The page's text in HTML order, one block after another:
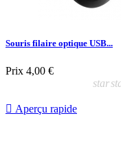
Souris filaire optique USB...
Prix 4,00 €
star
 Aperçu rapide